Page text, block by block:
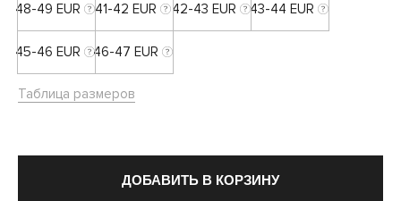
48-49 EUR 41-42 EUR 42-43 EUR 43-44 EUR
45-46 EUR 46-47 EUR
Таблица размеров
ДОБАВИТЬ В КОРЗИНУ